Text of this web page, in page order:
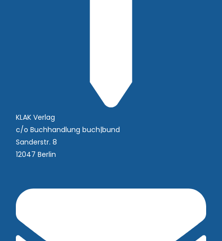
KLAK Verlag
c/o Buchhandlung buch|bund
Sanderstr. 8
12047 Berlin